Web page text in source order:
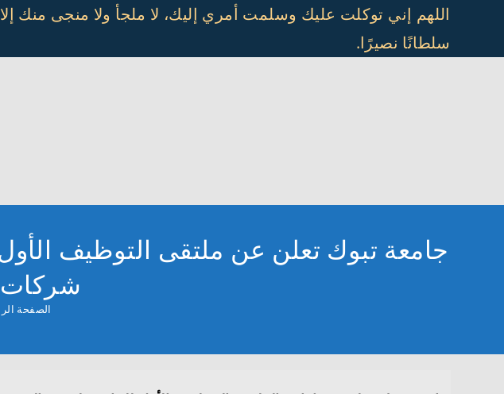
content
اللهم إني توكلت عليك وسلمت أمري إليك، لا ملجأ ولا منجى
سلطانًا نصيرًا.
جامعة تبوك تعلن عن ملتقى التوظيف
شركات
الصفحة